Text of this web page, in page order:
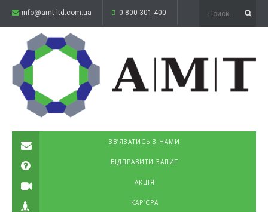
info@amt-ltd.com.ua 0 800 301 400
ЗВ’ЯЗАТИСЬ З НАМИ
ВІДПРАВИТИ ЗАПИТ
АКЦІЯ
КАР’ЄРА